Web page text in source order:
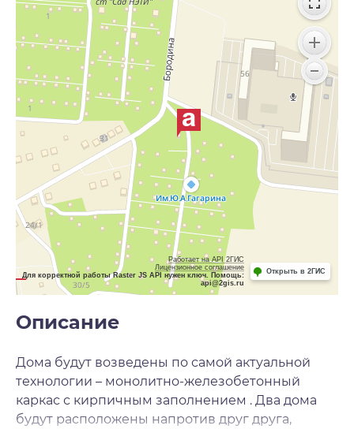
Работает на API 2ГИС
Лицензионное соглашение
Для корректной работы Raster JS API нужен ключ. Помощь:
api@2gis.ru
Открыть в 2ГИС
Описание
Дома будут возведены по самой актуальной
технологии – монолитно-железобетонный
каркас с кирпичным заполнением . Два дома
будут расположены напротив друг друга,